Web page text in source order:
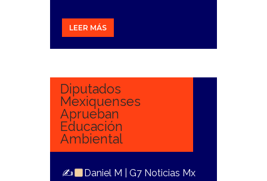
LEER MÁS
25
Diputados
Mexiquenses
Aprueban
Educación
Ambiental
✍
Daniel M | G7 Noticias Mx